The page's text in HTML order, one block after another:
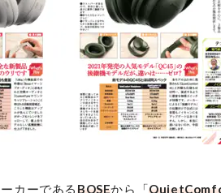
カーであるBOSEから「
QuietComfort Headphones